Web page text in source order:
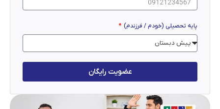
پایه تحصیلی (خودم / فرزندم)
عضویت رایگان